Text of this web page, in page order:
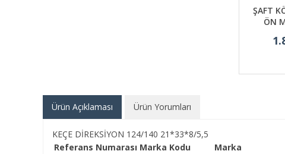
ŞAFT
ÖN
Ürün Açıklaması Ürün Yorumları
KEÇE DİREKSİYON 124/140 21*33*8/5,5
Referans Numarası Marka Kodu
Marka